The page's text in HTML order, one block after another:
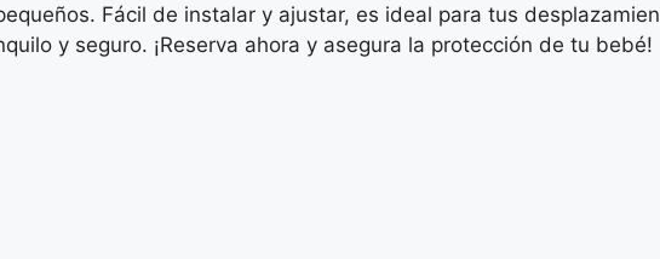
Fácil de instalar y ajustar, es ideal para tus
y seguro. ¡Reserva ahora y asegura la protección de tu bebé!